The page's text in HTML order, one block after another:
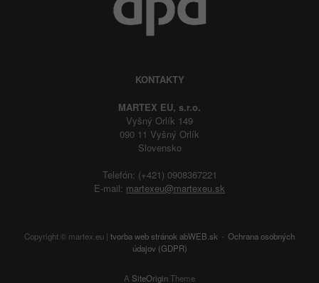
KONTAKTY
MARTEX EU, s.r.o.
Vyšný Orlík 149
090 11 Vyšný Orlík
Slovensko
Telefón: (+421) 0908367221
E-mail: martexeu@martexeu.sk
Copyright © martex.eu | tvorba web stránok abWEB.sk
Ochrana osobných
údajov (GDPR)
A SiteOriginTheme